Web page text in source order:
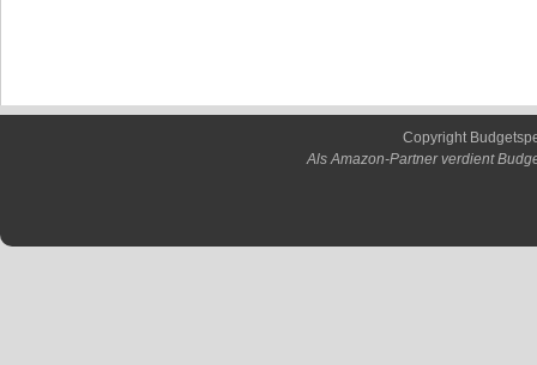
Copyright
Als Amazon-Partner verdient